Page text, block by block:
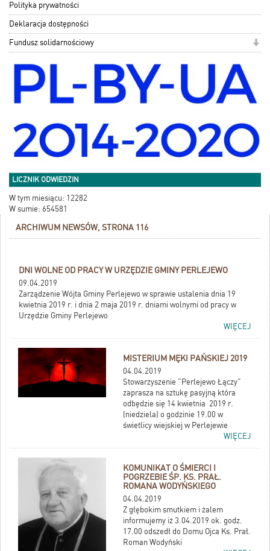
Polityka prywatności
Deklaracja dostępności
Fundusz solidarnościowy
LICZNIK ODWIEDZIN
W tym miesiącu: 12282
W sumie: 654581
ARCHIWUM NEWSÓW, STRONA 116
DNI WOLNE OD PRACY W URZĘDZIE GMINY PERLEJEWO
09.04.2019
Zarządzenie Wójta Gminy Perlejewo w sprawie ustalenia dnia 19
kwietnia 2019 r. i dnia 2 maja 2019 r. dniami wolnymi od pracy w
Urzędzie Gminy Perlejewo
WIĘCEJ
MISTERIUM MĘKI PAŃSKIEJ 2019
04.04.2019
Stowarzyszenie "Perlejewo Łączy"
zaprasza na sztukę pasyjną która
odbędzie się 14 kwietnia 2019 r.
(niedziela) o godzinie 19.00 w
świetlicy wiejskiej w Perlejewie
WIĘCEJ
KOMUNIKAT O ŚMIERCI I
POGRZEBIE ŚP. KS. PRAŁ.
ROMANA WODYŃSKIEGO
04.04.2019
Z głębokim smutkiem i żalem
informujemy iż 3.04.2019 ok. godz.
17.00 odszedł do Domu Ojca Ks. Prał.
Roman Wodyński